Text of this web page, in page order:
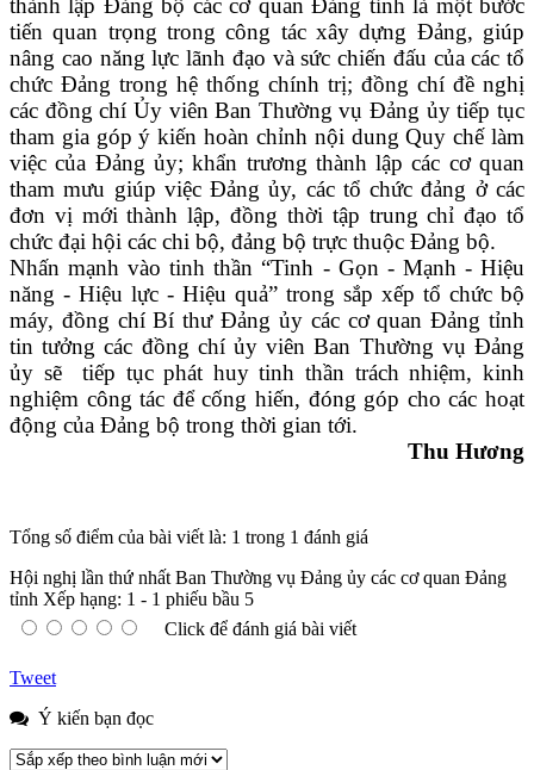
thành lập Đảng bộ các cơ quan Đảng tỉnh là một bước
tiến quan trọng trong công tác xây dựng Đảng, giúp
nâng cao năng lực lãnh đạo và sức chiến đấu của các tổ
chức Đảng trong hệ thống chính trị; đồng chí đề nghị
các đồng chí Ủy viên Ban Thường vụ Đảng ủy tiếp tục
tham gia góp ý kiến hoàn chỉnh nội dung Quy chế làm
việc của Đảng ủy; khẩn trương thành lập các cơ quan
tham mưu giúp việc Đảng ủy, các tổ chức đảng ở các
đơn vị mới thành lập, đồng thời tập trung chỉ đạo tổ
chức đại hội các chi bộ, đảng bộ trực thuộc Đảng bộ.
Nhấn mạnh vào tinh thần “Tinh - Gọn - Mạnh - Hiệu
năng - Hiệu lực - Hiệu quả” trong sắp xếp tổ chức bộ
máy, đồng chí Bí thư Đảng ủy các cơ quan Đảng tỉnh
tin tưởng các đồng chí ủy viên Ban Thường vụ Đảng
ủy sẽ tiếp tục phát huy tinh thần trách nhiệm, kinh
nghiệm công tác để cống hiến, đóng góp cho các hoạt
động của Đảng bộ trong thời gian tới.
Thu Hương
Tổng số điểm của bài viết là: 1 trong 1 đánh giá
Hội nghị lần thứ nhất Ban Thường vụ Đảng ủy các cơ quan Đảng
tỉnh Xếp hạng: 1 - 1 phiếu bầu 5
Click để đánh giá bài viết
Tweet
Ý kiến bạn đọc